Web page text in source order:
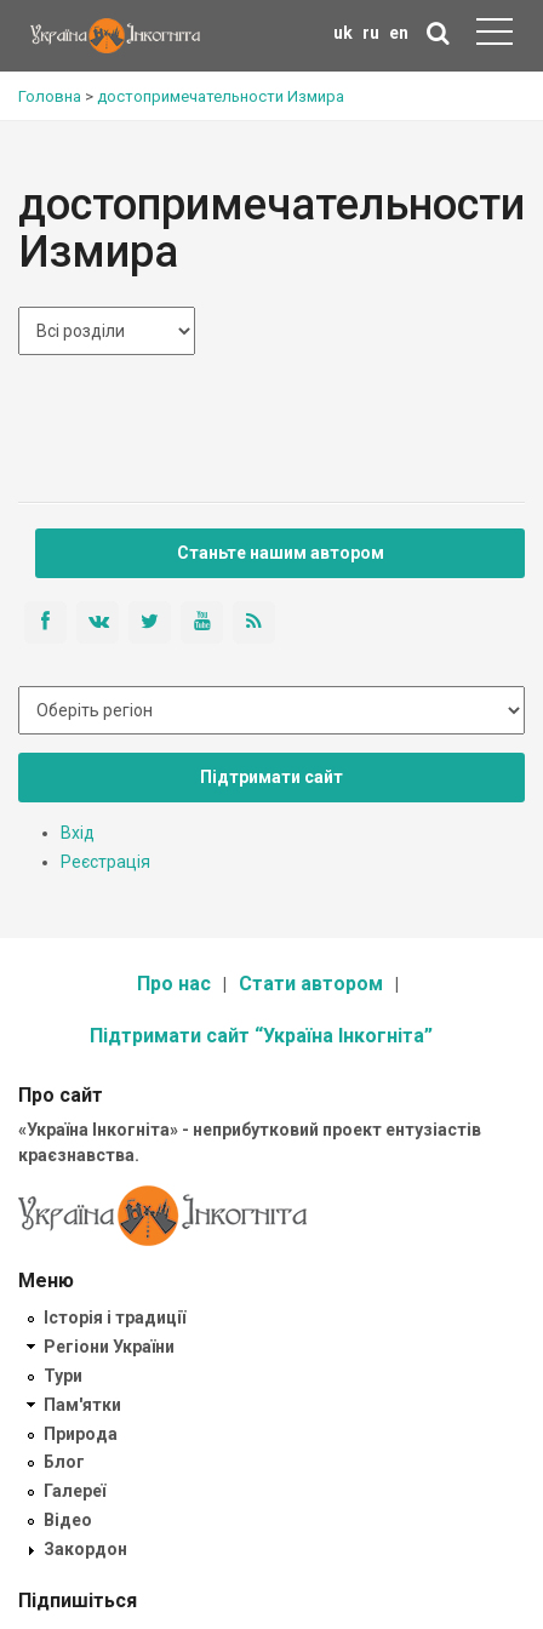
uk ru en
Головна > достопримечательности Измира
достопримечательности
Измира
Станьте нашим автором
Підтримати сайт
Вхід
Реєстрація
Про нас Стати автором
Підтримати сайт “Україна Інкогніта”
Про сайт
«Україна Інкогніта» - неприбутковий проект ентузіастів
краєзнавства.
Меню
Історія і традиції
Регіони України
Тури
Пам'ятки
Природа
Блог
Галереї
Відео
Закордон
Підпишіться